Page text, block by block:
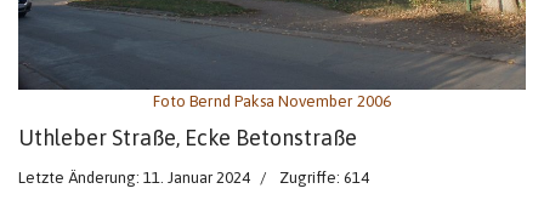
Foto Bernd Paksa November 2006
Uthleber Straße, Ecke Betonstraße
Letzte Änderung: 11. Januar 2024 Zugriffe: 614